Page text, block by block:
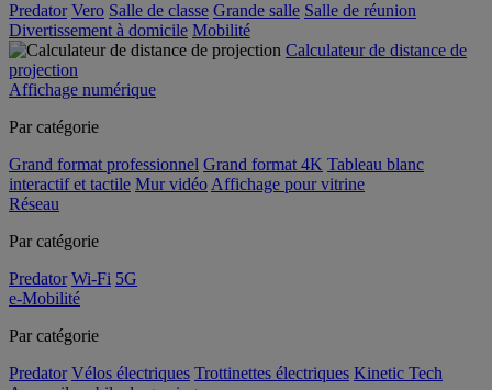
Predator Vero Salle de classe Grande salle Salle de réunion
Divertissement à domicile Mobilité
Calculateur de distance de
projection
Affichage numérique
Par catégorie
Grand format professionnel Grand format 4K Tableau blanc
interactif et tactile Mur vidéo Affichage pour vitrine
Réseau
Par catégorie
Predator Wi-Fi 5G
e-Mobilité
Par catégorie
Predator Vélos électriques Trottinettes électriques Kinetic Tech